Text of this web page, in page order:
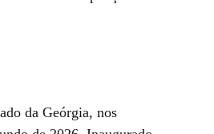
da Geórgia, nos